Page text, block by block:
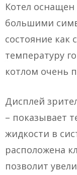
Котел
большими
состояние как
температуру
котлом очень
Дисплей
– показывает
жидкости в
расположена
позволит